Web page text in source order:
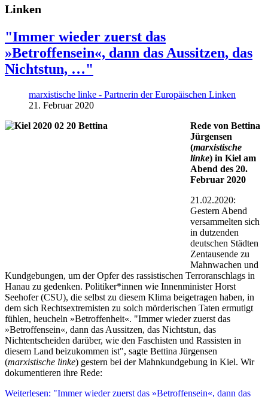
Linken
"Immer wieder zuerst das
»Betroffensein«, dann das Aussitzen, das
Nichtstun, …"
marxistische linke - Partnerin der Europäischen Linken
21. Februar 2020
Rede von Bettina
Jürgensen
(marxistische
linke) in Kiel am
Abend des 20.
Februar 2020
21.02.2020:
Gestern Abend
versammelten sich
in dutzenden
deutschen Städten
Zentausende zu
Mahnwachen und
Kundgebungen, um der Opfer des rassistischen Terroranschlags in
Hanau zu gedenken. Politiker*innen wie Innenminister Horst
Seehofer (CSU), die selbst zu diesem Klima beigetragen haben, in
dem sich Rechtsextremisten zu solch mörderischen Taten ermutigt
fühlen, heucheln »Betroffenheit«. "Immer wieder zuerst das
»Betroffensein«, dann das Aussitzen, das Nichtstun, das
Nichtentscheiden darüber, wie den Faschisten und Rassisten in
diesem Land beizukommen ist", sagte Bettina Jürgensen
(marxistische linke) gestern bei der Mahnkundgebung in Kiel. Wir
dokumentieren ihre Rede:
Weiterlesen: "Immer wieder zuerst das »Betroffensein«, dann das